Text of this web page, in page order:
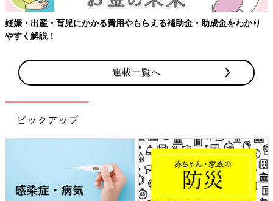
妊娠・出産・育児にかかる費用やもらえる補助金・助成金をわかり
やすく解説！
連載一覧へ
ピックアップ